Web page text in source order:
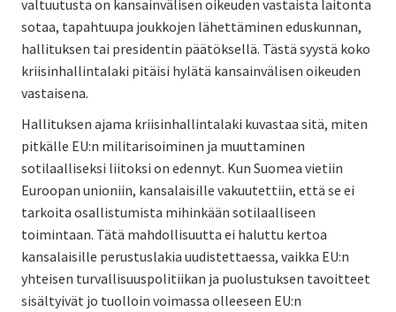
valtuutusta on kansainvälisen oikeuden vastaista laitonta
sotaa, tapahtuupa joukkojen lähettäminen eduskunnan,
hallituksen tai presidentin päätöksellä. Tästä syystä koko
kriisinhallintalaki pitäisi hylätä kansainvälisen oikeuden
vastaisena.
Hallituksen ajama kriisinhallintalaki kuvastaa sitä, miten
pitkälle EU:n militarisoiminen ja muuttaminen
sotilaalliseksi liitoksi on edennyt. Kun Suomea vietiin
Euroopan unioniin, kansalaisille vakuutettiin, että se ei
tarkoita osallistumista mihinkään sotilaalliseen
toimintaan. Tätä mahdollisuutta ei haluttu kertoa
kansalaisille perustuslakia uudistettaessa, vaikka EU:n
yhteisen turvallisuuspolitiikan ja puolustuksen tavoitteet
sisältyivät jo tuolloin voimassa olleeseen EU:n